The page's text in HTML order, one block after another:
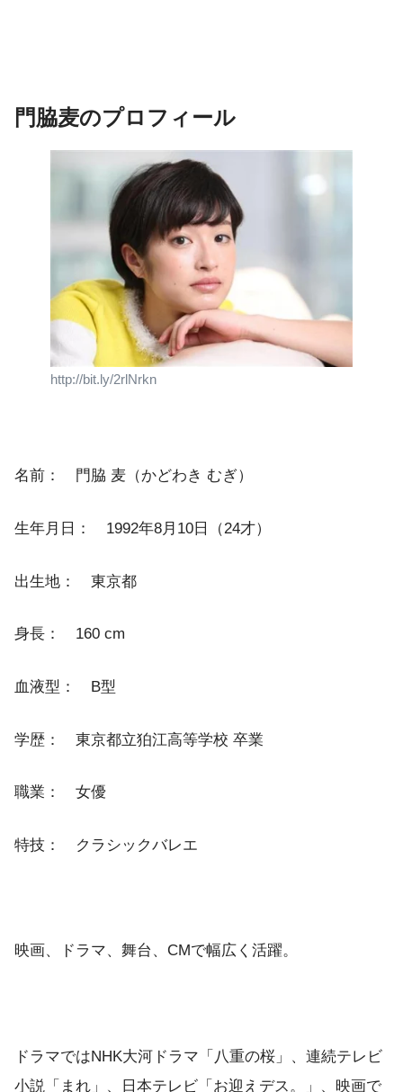
門脇麦のプロフィール
http://bit.ly/2rlNrkn
名前： 門脇 麦（かどわき むぎ）
生年月日： 1992年8月10日（24才）
出生地： 東京都
身長： 160 cm
血液型： B型
学歴： 東京都立狛江高等学校 卒業
職業： 女優
特技： クラシックバレエ
映画、ドラマ、舞台、CMで幅広く活躍。
ドラマではNHK大河ドラマ「八重の桜」、連続テレビ
小説「まれ」、日本テレビ「お迎えデス。」、映画で